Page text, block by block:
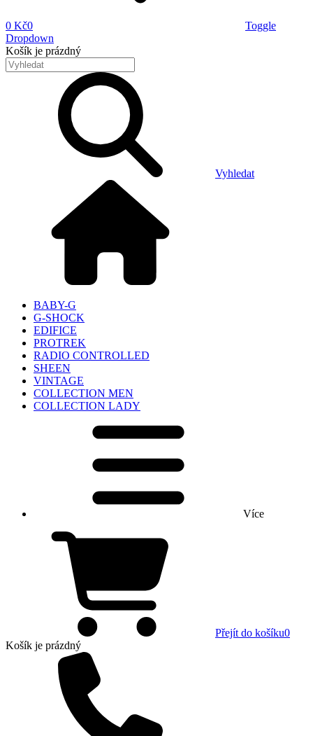
0 Kč0
Toggle
Dropdown
Košík je prázdný
Vyhledat
BABY-G
G-SHOCK
EDIFICE
PROTREK
RADIO CONTROLLED
SHEEN
VINTAGE
COLLECTION MEN
COLLECTION LADY
Více
Přejít do košíku0
Košík je prázdný